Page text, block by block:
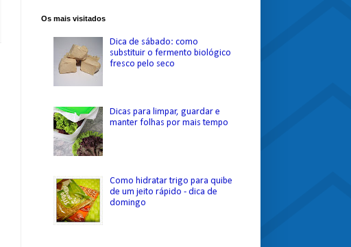
Os mais visitados
Dica de sábado: como
substituir o fermento biológico
fresco pelo seco
Dicas para limpar, guardar e
manter folhas por mais tempo
Como hidratar trigo para quibe
de um jeito rápido - dica de
domingo